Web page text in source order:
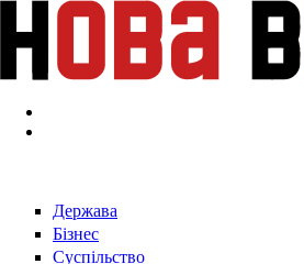
Перейти к основному содержанию
Держава
Бізнес
Суспільство